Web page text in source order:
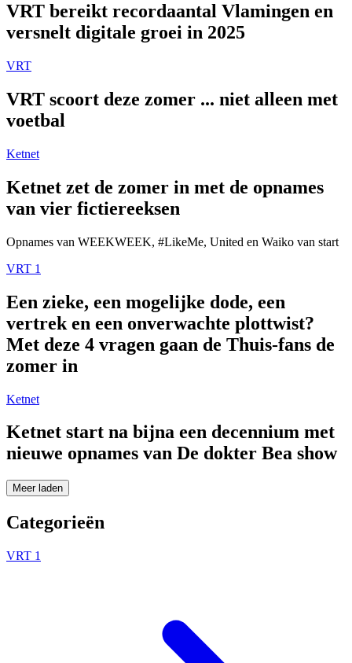
VRT bereikt recordaantal Vlamingen en
versnelt digitale groei in 2025
VRT
VRT scoort deze zomer ... niet alleen met
voetbal
Ketnet
Ketnet zet de zomer in met de opnames
van vier fictiereeksen
Opnames van WEEKWEEK, #LikeMe, United en Waiko van start
VRT 1
Een zieke, een mogelijke dode, een
vertrek en een onverwachte plottwist?
Met deze 4 vragen gaan de Thuis-fans de
zomer in
Ketnet
Ketnet start na bijna een decennium met
nieuwe opnames van De dokter Bea show
Meer laden
Categorieën
VRT 1